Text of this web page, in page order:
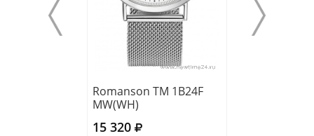
Romanson TM 1B24F
MW(WH)
15 320